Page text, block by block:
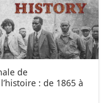
de
: de 1865 à